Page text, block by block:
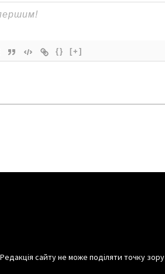
{} [+]
сайту не може поділяти точку зору